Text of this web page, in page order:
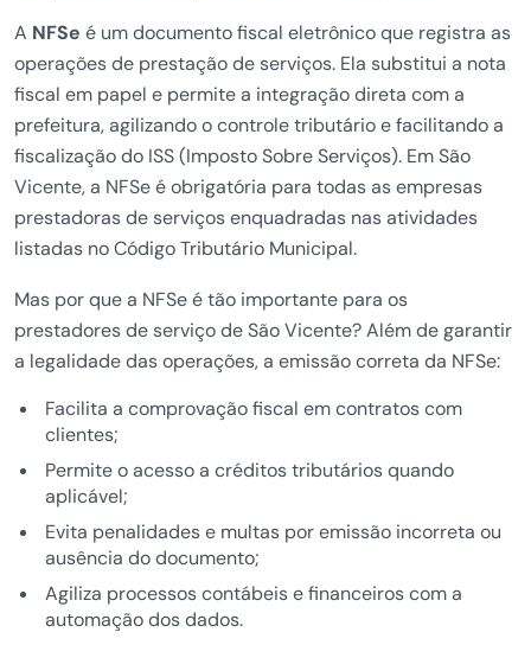
A NFSe é um documento fiscal eletrônico que registra as
operações de prestação de serviços. Ela substitui a nota
fiscal em papel e permite a integração direta com a
prefeitura, agilizando o controle tributário e facilitando a
fiscalização do ISS (Imposto Sobre Serviços). Em São
Vicente, a NFSe é obrigatória para todas as empresas
prestadoras de serviços enquadradas nas atividades
listadas no Código Tributário Municipal.
Mas por que a NFSe é tão importante para os
prestadores de serviço de São Vicente? Além de garantir
a legalidade das operações, a emissão correta da NFSe:
Facilita a comprovação fiscal em contratos com
clientes;
Permite o acesso a créditos tributários quando
aplicável;
Evita penalidades e multas por emissão incorreta ou
ausência do documento;
Agiliza processos contábeis e financeiros com a
automação dos dados.